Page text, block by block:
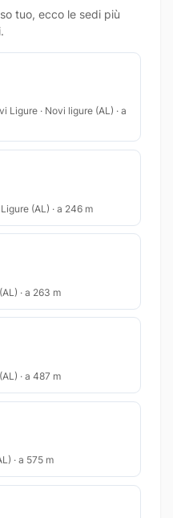
tuo, ecco le sedi più
· Novi ligure (AL) · a
(AL) · a 246 m
· a 263 m
· a 487 m
· a 575 m